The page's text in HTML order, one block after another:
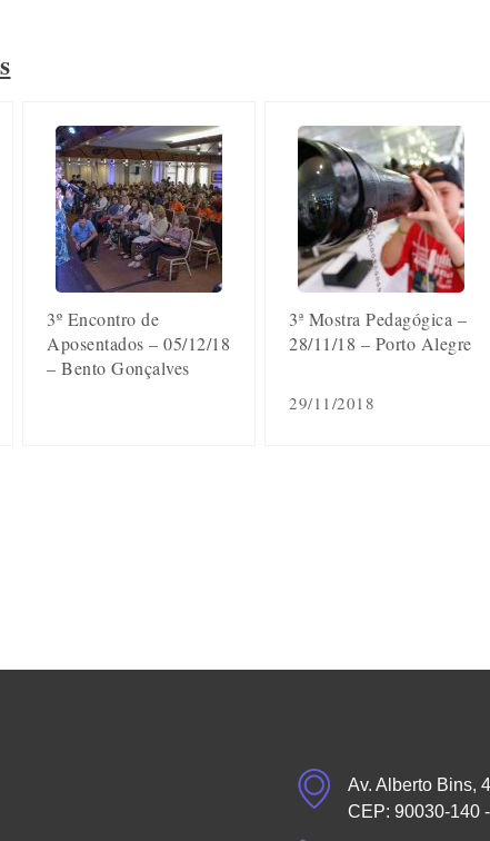
3º Encontro de
Aposentados – 05/12/18
– Bento Gonçalves
3ª Mostra Pedagógica –
28/11/18 – Porto Alegre
29/11/2018
Av. Alberto Bins,
CEP: 90030-140